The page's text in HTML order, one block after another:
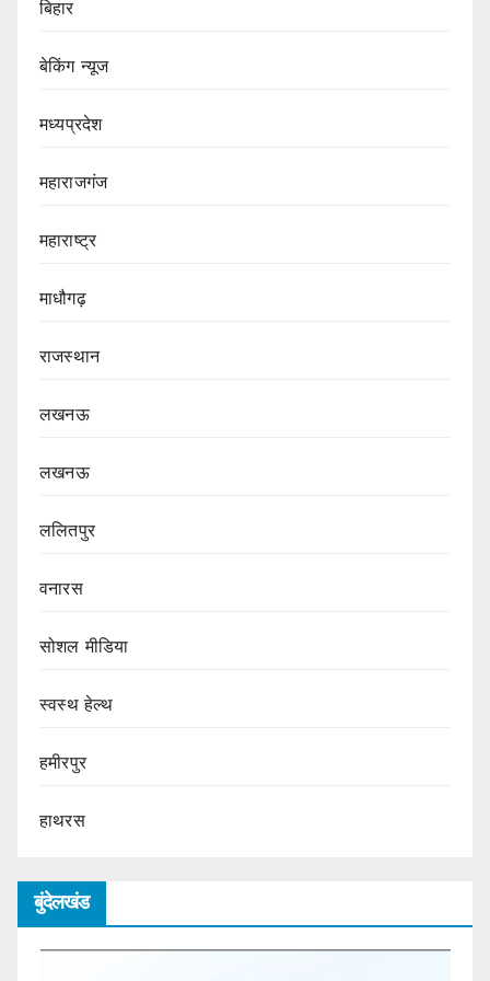
बिहार
बेकिंग न्यूज
मध्यप्रदेश
महाराजगंज
महाराष्ट्र
माधौगढ़
राजस्थान
लखनऊ
लखनऊ
ललितपुर
वनारस
सोशल मीडिया
स्वस्थ हेल्थ
हमीरपुर
हाथरस
बुंदेलखंड